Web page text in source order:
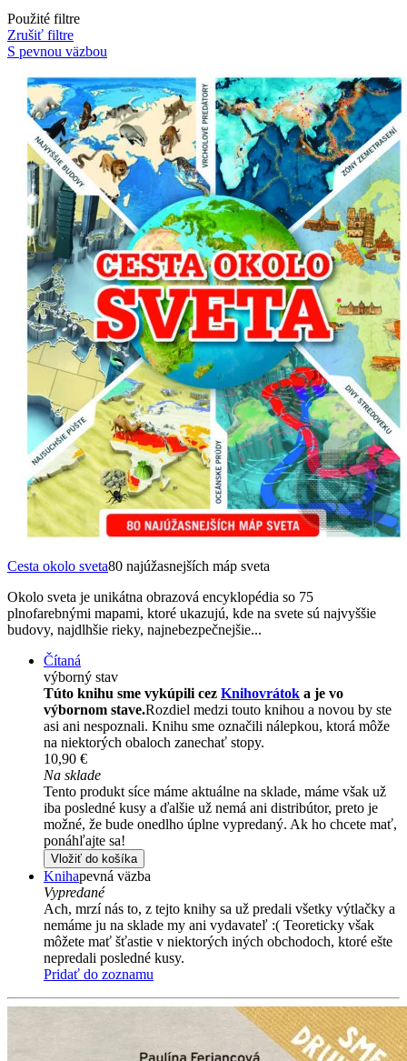
Použité filtre
Zrušiť filtre
S pevnou väzbou
Cesta okolo sveta80 najúžasnejších máp sveta
Okolo sveta je unikátna obrazová encyklopédia so 75
plnofarebnými mapami, ktoré ukazujú, kde na svete sú najvyššie
budovy, najdlhšie rieky, najnebezpečnejšie...
Čítaná
výborný stav
Túto knihu sme vykúpili cez Knihovrátok a je vo
výbornom stave.Rozdiel medzi touto knihou a novou by ste
asi ani nespoznali. Knihu sme označili nálepkou, ktorá môže
na niektorých obaloch zanechať stopy.
10,90 €
Na sklade
Tento produkt síce máme aktuálne na sklade, máme však už
iba posledné kusy a ďalšie už nemá ani distribútor, preto je
možné, že bude onedlho úplne vypredaný. Ak ho chcete mať,
ponáhľajte sa!
Vložiť do košíka
Knihapevná väzba
Vypredané
Ach, mrzí nás to, z tejto knihy sa už predali všetky výtlačky a
nemáme ju na sklade my ani vydavateľ :( Teoreticky však
môžete mať šťastie v niektorých iných obchodoch, ktoré ešte
nepredali posledné kusy.
Pridať do zoznamu